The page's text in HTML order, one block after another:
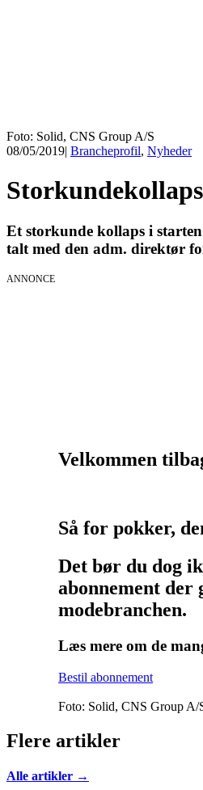
Foto: Solid, CNS Group A/S
08/05/2019| Brancheprofil, Nyheder
Et storkunde kollaps i
talt med den adm. direktør
ANNONCE
Velkommen
Så for pokker,
Det bør du dog
abonnement
modebranchen.
Læs mere om de
Bestil abonnement
Foto: Solid, CNS Group A/
Flere artikler
Alle artikler →